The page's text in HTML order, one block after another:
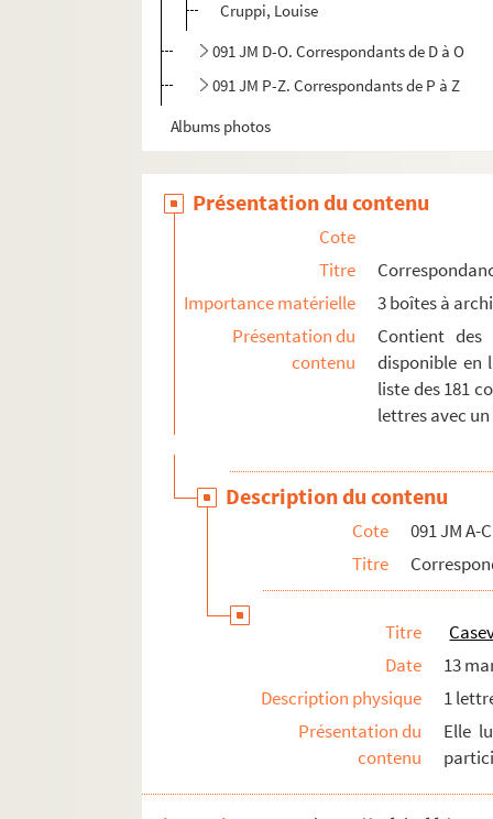
Cruppi, Louise
091 JM D-O. Correspondants de D à O
091 JM P-Z. Correspondants de P à Z
Albums photos
Présentation du contenu
Cote
Titre
Importance matérielle
3 boîtes à
Présentation du
contenu
Contient
disponible en
liste des 181
lettres avec
Description du contenu
Cote
091 JM A-C
Titre
Titre
Date
13
Description physique
1
Présentation du
contenu
Elle